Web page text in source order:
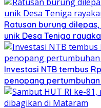
Ratusan burung
unik Desa Teniga
Investasi NTB tembus
penopang